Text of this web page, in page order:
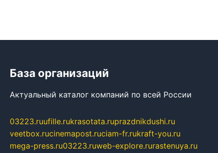
База организаций
Актуальный каталог компаний по всей России
03223.ruufille.rukrasotata.ruprazdnikdushi.ru
veetbox.rucinemapost.ruciam-fr.rukraft-you.ru
mega-press.ru03223.ruweb-explore.rurastenuya.ru